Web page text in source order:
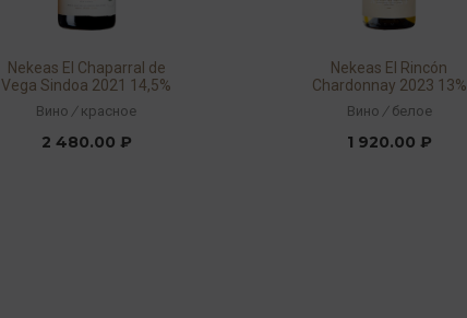
Nekeas El Chaparral de
Vega Sindoa 2021 14,5%
0,75л
Вино / красное
2 480.00 ₽
Nekeas El Rincón
Chardonnay 2023 13%
0,75л
Вино / белое
1 920.00 ₽